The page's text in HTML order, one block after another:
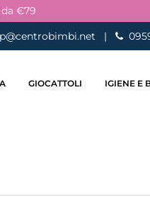
€79
|
GIOCATTOLI IGIENE E